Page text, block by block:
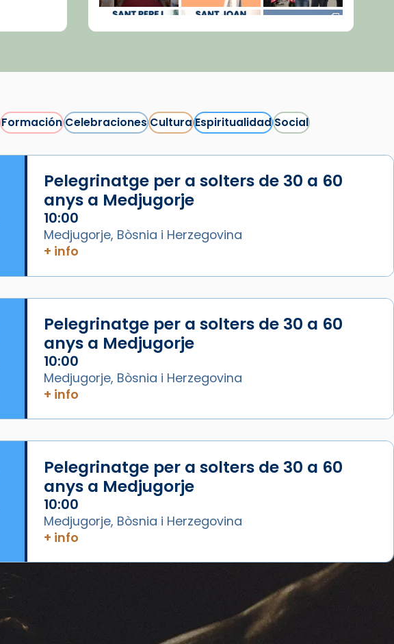
Cargar más...
FormaciónCelebracionesCulturaEspiritualidadSocial
Pelegrinatge per a solters de 30 a 60
anys a Medjugorje
10:00
Medjugorje, Bòsnia i Herzegovina
+ info
Pelegrinatge per a solters de 30 a 60
anys a Medjugorje
10:00
Medjugorje, Bòsnia i Herzegovina
+ info
Pelegrinatge per a solters de 30 a 60
anys a Medjugorje
10:00
Medjugorje, Bòsnia i Herzegovina
+ info